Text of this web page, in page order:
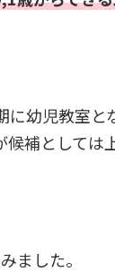
に幼児教室と
補としては
ました。